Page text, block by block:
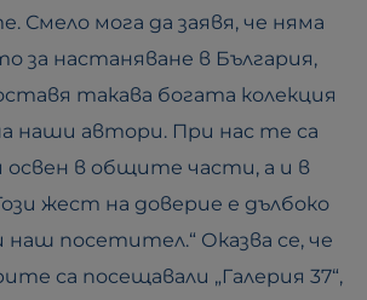
Смело мога да заявя, че няма
за настаняване в България,
такава богата колекция
наши автори. При нас те са
освен в общите части, а и в
жест на доверие е дълбоко
наш посетител.“ Оказва се, че
са посещавали „Галерия 37“,